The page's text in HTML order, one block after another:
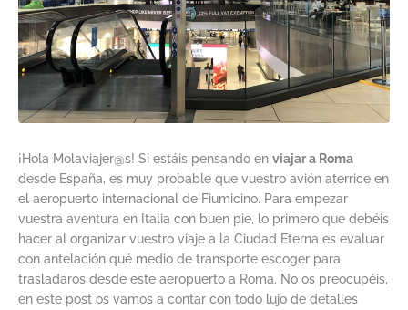
¡Hola Molaviajer@s! Si estáis pensando en viajar a Roma
desde España, es muy probable que vuestro avión aterrice en
el aeropuerto internacional de Fiumicino. Para empezar
vuestra aventura en Italia con buen pie, lo primero que debéis
hacer al organizar vuestro viaje a la Ciudad Eterna es evaluar
con antelación qué medio de transporte escoger para
trasladaros desde este aeropuerto a Roma. No os preocupéis,
en este post os vamos a contar con todo lujo de detalles